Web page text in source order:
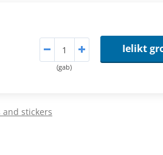
(gab)
Ielikt
and stickers